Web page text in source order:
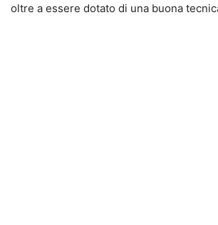
oltre a essere dotato di una buona